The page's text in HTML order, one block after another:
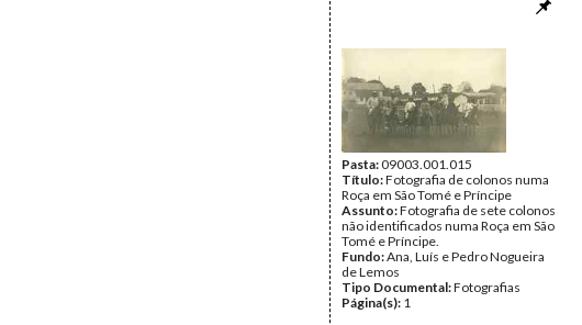
Pasta:09003.001.015
Título:Fotografia de colonos numa
Roça em São Tomé e Príncipe
Assunto:Fotografia de sete colonos
não identificados numa Roça em São
Tomé e Príncipe.
Fundo:Ana, Luís e Pedro Nogueira
de Lemos
Tipo Documental:Fotografias
Página(s): 1